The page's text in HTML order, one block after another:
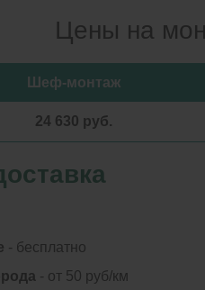
Цены на
Шеф-монтаж
24 630 руб.
- бесплатно
- от 50 руб/км